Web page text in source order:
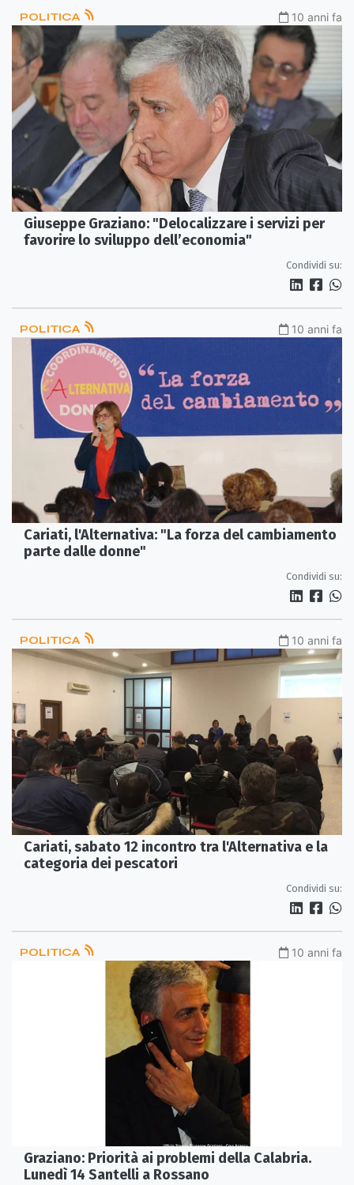
POLITICA 10 anni fa
Giuseppe Graziano: "Delocalizzare i servizi per
favorire lo sviluppo dell’economia"
Condividi su:
POLITICA 10 anni fa
Cariati, l'Alternativa: "La forza del cambiamento
parte dalle donne"
Condividi su:
POLITICA 10 anni fa
Cariati, sabato 12 incontro tra l'Alternativa e la
categoria dei pescatori
Condividi su:
POLITICA 10 anni fa
Graziano: Priorità ai problemi della Calabria.
Lunedì 14 Santelli a Rossano